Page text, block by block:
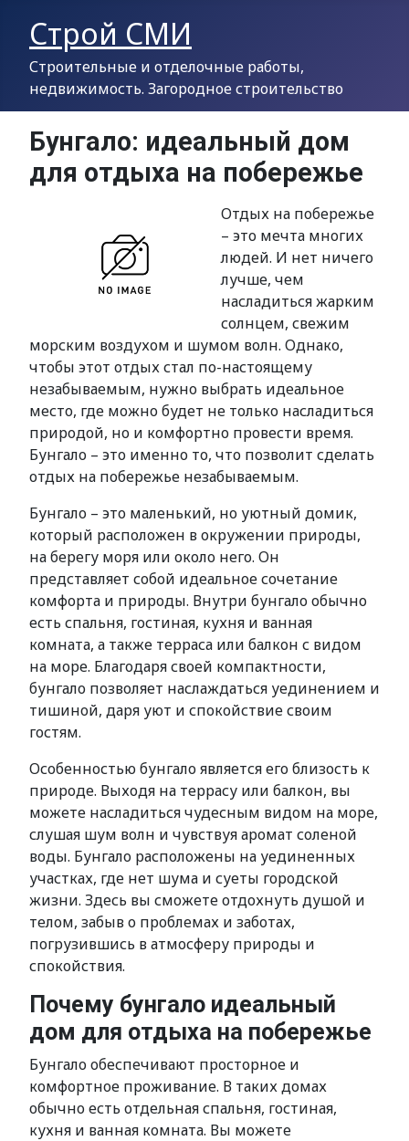
Строй СМИ
Строительные и отделочные работы,
недвижимость. Загородное строительство
Бунгало: идеальный дом
для отдыха на побережье
Отдых на побережье
– это мечта многих
людей. И нет ничего
лучше, чем
насладиться жарким
солнцем, свежим
морским воздухом и шумом волн. Однако,
чтобы этот отдых стал по-настоящему
незабываемым, нужно выбрать идеальное
место, где можно будет не только насладиться
природой, но и комфортно провести время.
Бунгало – это именно то, что позволит сделать
отдых на побережье незабываемым.
Бунгало – это маленький, но уютный домик,
который расположен в окружении природы,
на берегу моря или около него. Он
представляет собой идеальное сочетание
комфорта и природы. Внутри бунгало обычно
есть спальня, гостиная, кухня и ванная
комната, а также терраса или балкон с видом
на море. Благодаря своей компактности,
бунгало позволяет наслаждаться уединением и
тишиной, даря уют и спокойствие своим
гостям.
Особенностью бунгало является его близость к
природе. Выходя на террасу или балкон, вы
можете насладиться чудесным видом на море,
слушая шум волн и чувствуя аромат соленой
воды. Бунгало расположены на уединенных
участках, где нет шума и суеты городской
жизни. Здесь вы сможете отдохнуть душой и
телом, забыв о проблемах и заботах,
погрузившись в атмосферу природы и
спокойствия.
Почему бунгало идеальный
дом для отдыха на побережье
Бунгало обеспечивают просторное и
комфортное проживание. В таких домах
обычно есть отдельная спальня, гостиная,
кухня и ванная комната. Вы можете